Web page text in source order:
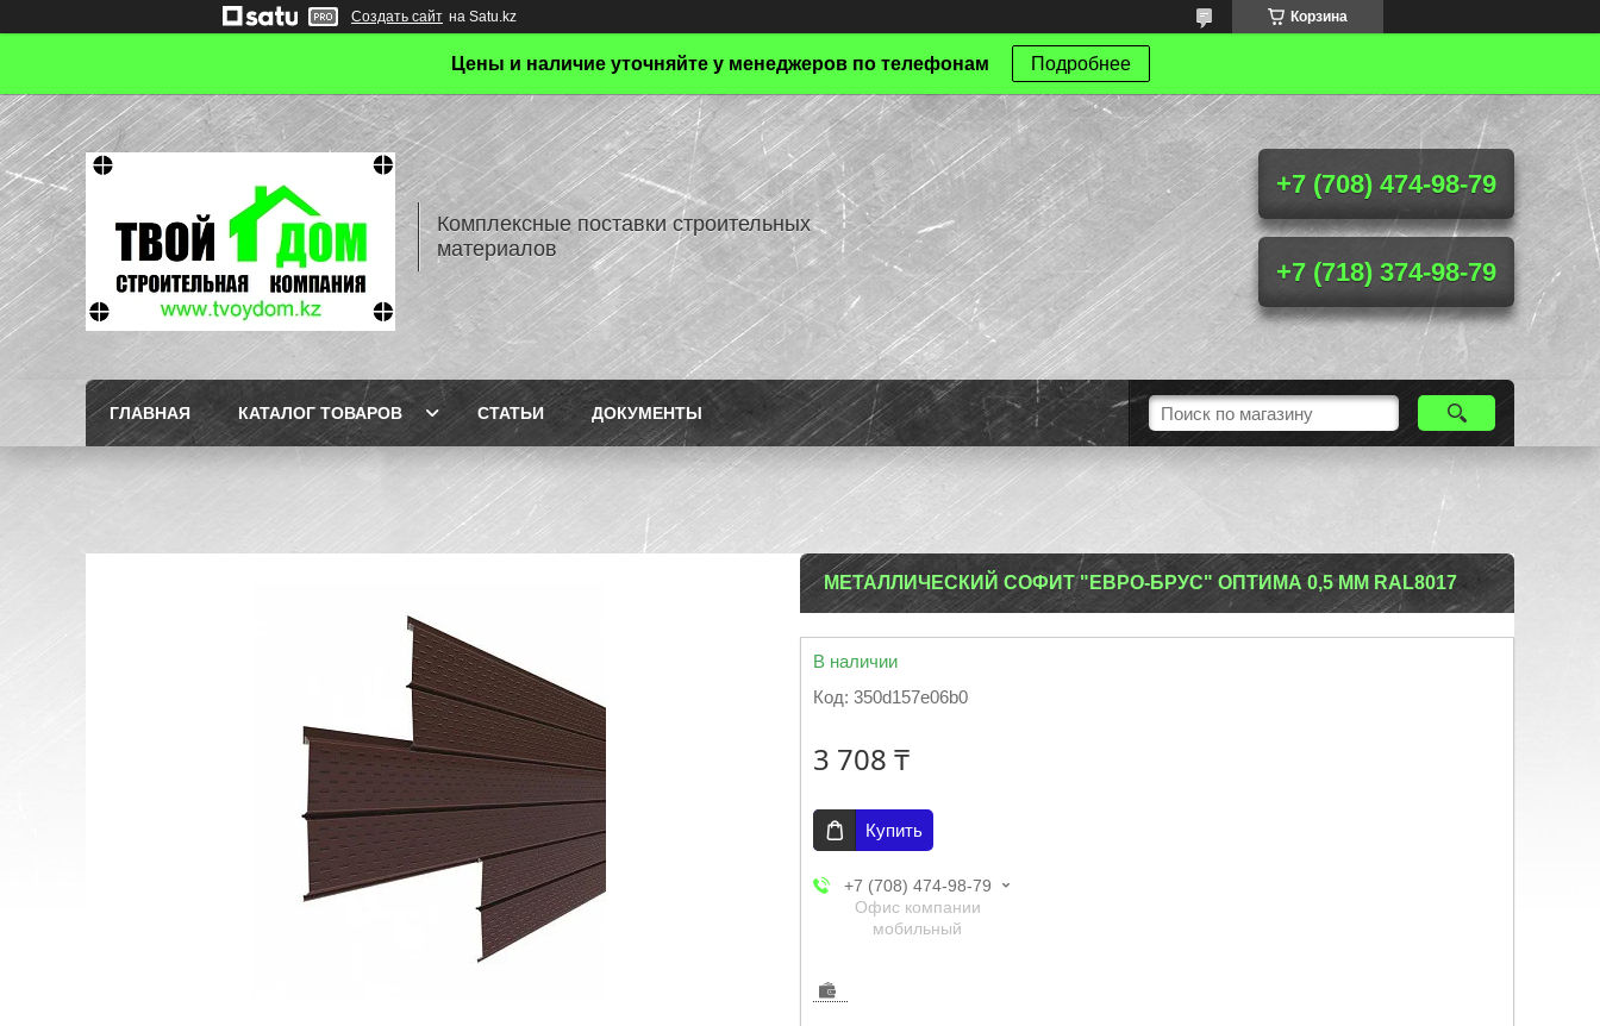
Создать сайт на Satu.kz Корзина
Цены и наличие уточняйте у менеджеров по телефонам Подробнее
Комплексные поставки строительных
материалов
+7 (708) 474-98-79
+7 (718) 374-98-79
ГЛАВНАЯ КАТАЛОГ ТОВАРОВ СТАТЬИ ДОКУМЕНТЫ
МЕТАЛЛИЧЕСКИЙ СОФИТ "ЕВРО-БРУС" ОПТИМА 0,5 ММ RAL8017
В наличии
Код: 350d157e06b0
3 708 ₸
Купить
+7 (708) 474-98-79
Офис компании
мобильный